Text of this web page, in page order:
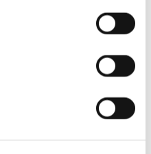
e generiche pagine di
in cui sfila una
chiassose o argute».